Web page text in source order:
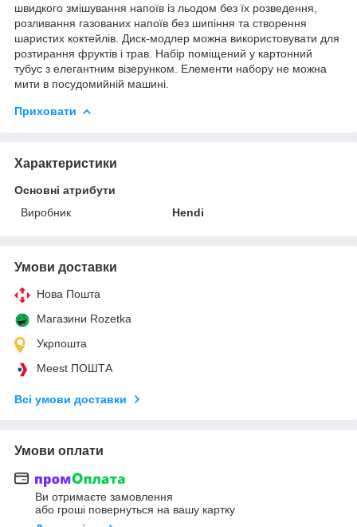
швидкого змішування напоїв із льодом без їх розведення,
розливання газованих напоїв без шипіння та створення
шаристих коктейлів. Диск-модлер можна використовувати для
розтирання фруктів і трав. Набір поміщений у картонний
тубус з елегантним візерунком. Елементи набору не можна
мити в посудомийній машині.
Приховати
Характеристики
Основні атрибути
Виробник
Hendi
Умови доставки
Нова Пошта
Магазини Rozetka
Укрпошта
Meest ПОШТА
Всі умови доставки
Умови оплати
Ви отримаєте замовлення
або гроші повернуться на вашу картку